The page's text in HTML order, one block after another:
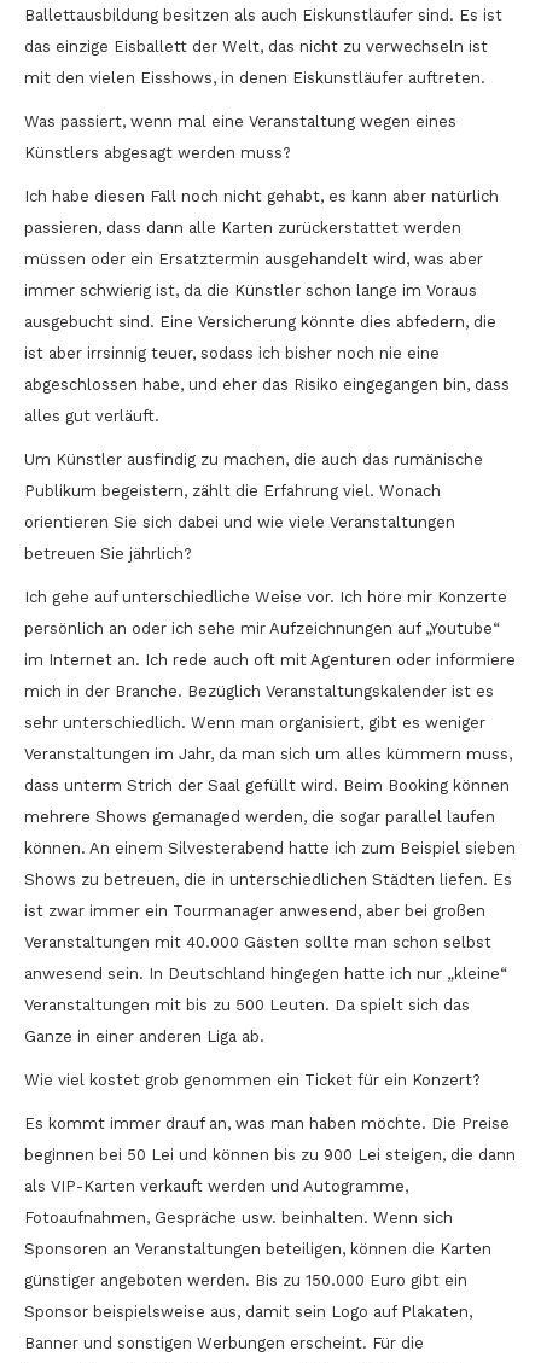
Ballettausbildung besitzen als auch Eiskunstläufer sind. Es ist
das einzige Eisballett der Welt, das nicht zu verwechseln ist
mit den vielen Eisshows, in denen Eiskunstläufer auftreten.
Was passiert, wenn mal eine Veranstaltung wegen eines
Künstlers abgesagt werden muss?
Ich habe diesen Fall noch nicht gehabt, es kann aber natürlich
passieren, dass dann alle Karten zurückerstattet werden
müssen oder ein Ersatztermin ausgehandelt wird, was aber
immer schwierig ist, da die Künstler schon lange im Voraus
ausgebucht sind. Eine Versicherung könnte dies abfedern, die
ist aber irrsinnig teuer, sodass ich bisher noch nie eine
abgeschlossen habe, und eher das Risiko eingegangen bin, dass
alles gut verläuft.
Um Künstler ausfindig zu machen, die auch das rumänische
Publikum begeistern, zählt die Erfahrung viel. Wonach
orientieren Sie sich dabei und wie viele Veranstaltungen
betreuen Sie jährlich?
Ich gehe auf unterschiedliche Weise vor. Ich höre mir Konzerte
persönlich an oder ich sehe mir Aufzeichnungen auf „Youtube“
im Internet an. Ich rede auch oft mit Agenturen oder informiere
mich in der Branche. Bezüglich Veranstaltungskalender ist es
sehr unterschiedlich. Wenn man organisiert, gibt es weniger
Veranstaltungen im Jahr, da man sich um alles kümmern muss,
dass unterm Strich der Saal gefüllt wird. Beim Booking können
mehrere Shows gemanaged werden, die sogar parallel laufen
können. An einem Silvesterabend hatte ich zum Beispiel sieben
Shows zu betreuen, die in unterschiedlichen Städten liefen. Es
ist zwar immer ein Tourmanager anwesend, aber bei großen
Veranstaltungen mit 40.000 Gästen sollte man schon selbst
anwesend sein. In Deutschland hingegen hatte ich nur „kleine“
Veranstaltungen mit bis zu 500 Leuten. Da spielt sich das
Ganze in einer anderen Liga ab.
Wie viel kostet grob genommen ein Ticket für ein Konzert?
Es kommt immer drauf an, was man haben möchte. Die Preise
beginnen bei 50 Lei und können bis zu 900 Lei steigen, die dann
als VIP-Karten verkauft werden und Autogramme,
Fotoaufnahmen, Gespräche usw. beinhalten. Wenn sich
Sponsoren an Veranstaltungen beteiligen, können die Karten
günstiger angeboten werden. Bis zu 150.000 Euro gibt ein
Sponsor beispielsweise aus, damit sein Logo auf Plakaten,
Banner und sonstigen Werbungen erscheint. Für die